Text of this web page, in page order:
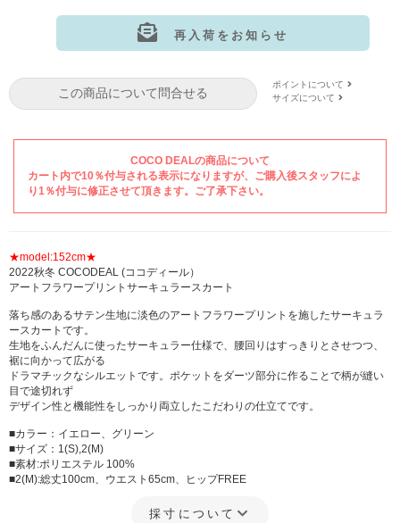
再入荷をお知らせ
サイズ:2(M) カラー: イエロー
この商品について問合せる
ポイントについて
サイズについて
COCO DEALの商品について
カート内で10％付与される表示になりますが、ご購入後スタッフによ
り1％付与に修正させて頂きます。ご了承下さい。
★model:152cm★
2022秋冬 COCODEAL (ココディール）
アートフラワープリントサーキュラースカート
落ち感のあるサテン生地に淡色のアートフラワープリントを施したサーキュラ
ースカートです。
生地をふんだんに使ったサーキュラー仕様で、腰回りはすっきりとさせつつ、
裾に向かって広がる
ドラマチックなシルエットです。ポケットをダーツ部分に作ることで柄が縫い
目で途切れず
デザイン性と機能性をしっかり両立したこだわりの仕立てです。
■カラー：イエロー、グリーン
■サイズ：1(S),2(M)
■素材:ポリエステル 100%
■2(M):総丈100cm、ウエスト65cm、ヒップFREE
採寸について